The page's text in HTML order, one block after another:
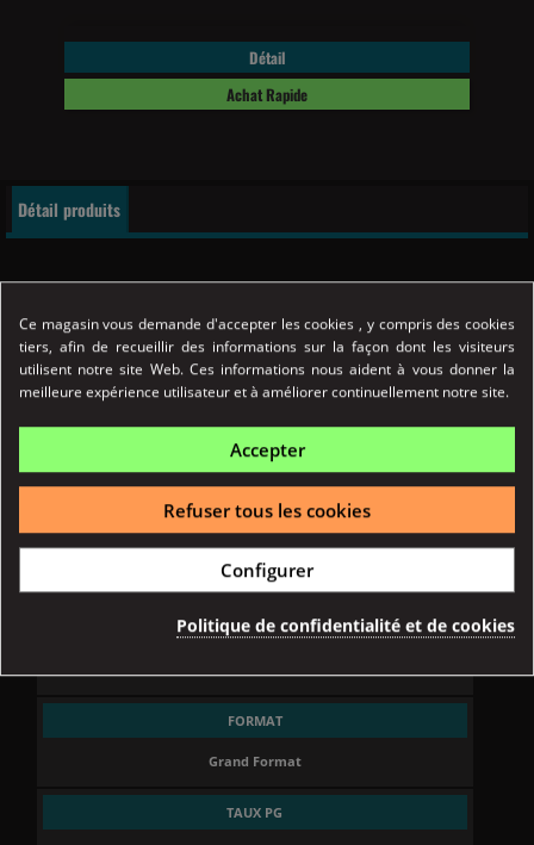
Détail
Achat Rapide
Détail produits
Référence02969
Fiche technique
ORIGINE
FORMAT
Grand Format
TAUX PG
Ce magasin vous demande d'accepter les cookies , y compris des cookies
tiers, afin de recueillir des informations sur la façon dont les visiteurs
utilisent notre site Web. Ces informations nous aident à vous donner la
meilleure expérience utilisateur et à améliorer continuellement notre site.
Accepter
Refuser tous les cookies
Configurer
Politique de confidentialité et de cookies